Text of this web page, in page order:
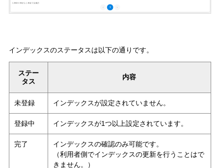
インデックスのステータスは以下の通りです。
ステー
タス
内容
未登録 インデックスが設定されていません。
登録中 インデックスが1つ以上設定されています。
完了
インデックスの確認のみ可能です。
（利用者側でインデックスの更新を行うことはで
きません。）